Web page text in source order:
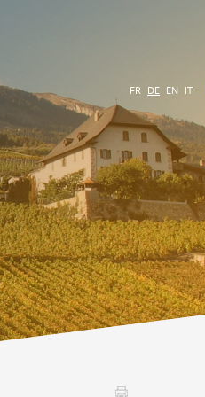
Region
Veranstaltungen
Vinum Montis
Assemblées générales & Statuts
FR DE EN IT